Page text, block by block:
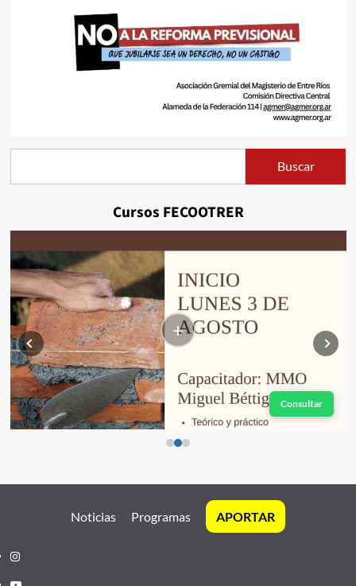
Buscar
Cursos FECOOTRER
+
Consultar
Noticias Programas APORTAR
Instagram
Youtube